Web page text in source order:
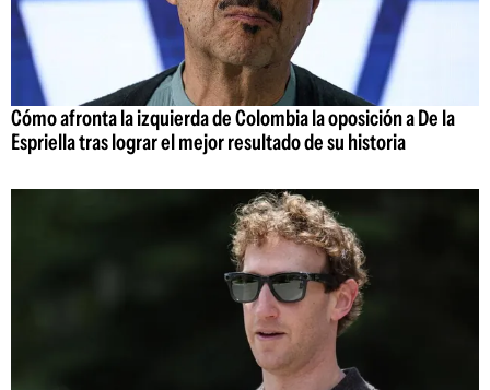
Cómo afronta la izquierda de Colombia la oposición a De la
Espriella tras lograr el mejor resultado de su historia